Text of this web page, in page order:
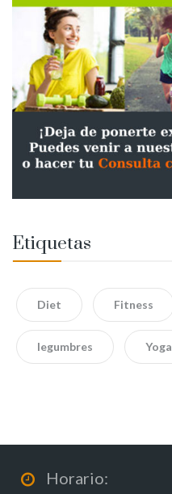
Etiquetas
Diet Fitness
legumbres Yoga
Horario: